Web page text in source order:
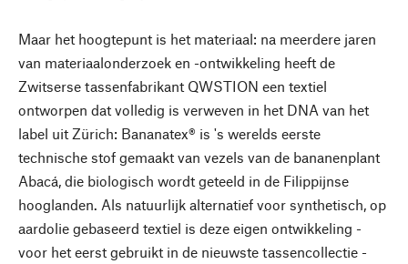
Maar het hoogtepunt is het materiaal: na meerdere jaren
van materiaalonderzoek en -ontwikkeling heeft de
Zwitserse tassenfabrikant QWSTION een textiel
ontworpen dat volledig is verweven in het DNA van het
label uit Zürich: Bananatex® is 's werelds eerste
technische stof gemaakt van vezels van de bananenplant
Abacá, die biologisch wordt geteeld in de Filippijnse
hooglanden. Als natuurlijk alternatief voor synthetisch, op
aardolie gebaseerd textiel is deze eigen ontwikkeling -
voor het eerst gebruikt in de nieuwste tassencollectie -